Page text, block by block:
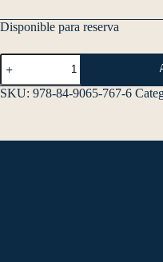
Disponible para reserva
SKU: 978-84-9065-767-6